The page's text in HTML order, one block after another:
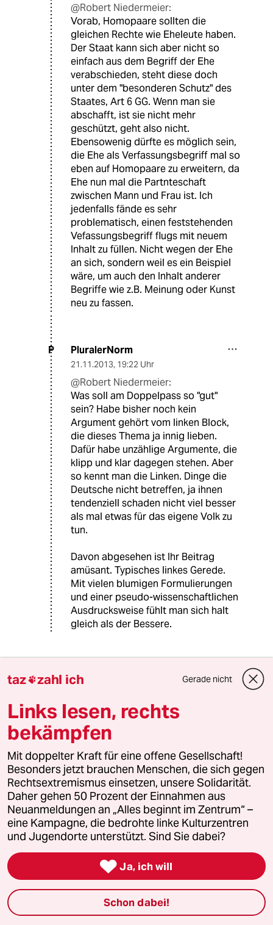
@Robert Niedermeier:
Vorab, Homopaare sollten die
gleichen Rechte wie Eheleute haben.
Der Staat kann sich aber nicht so
einfach aus dem Begriff der Ehe
verabschieden, steht diese doch
unter dem "besonderen Schutz" des
Staates, Art 6 GG. Wenn man sie
abschafft, ist sie nicht mehr
geschützt, geht also nicht.
Ebensowenig dürfte es möglich sein,
die Ehe als Verfassungsbegriff mal so
eben auf Homopaare zu erweitern, da
Ehe nun mal die Partnteschaft
zwischen Mann und Frau ist. Ich
jedenfalls fände es sehr
problematisch, einen feststehenden
Vefassungsbegriff flugs mit neuem
Inhalt zu füllen. Nicht wegen der Ehe
an sich, sondern weil es ein Beispiel
wäre, um auch den Inhalt anderer
Begriffe wie z.B. Meinung oder Kunst
neu zu fassen.
P PluralerNorm
21.11.2013, 19:22 Uhr
@Robert Niedermeier:
Was soll am Doppelpass so "gut"
sein? Habe bisher noch kein
Argument gehört vom linken Block,
die dieses Thema ja innig lieben.
Dafür habe unzählige Argumente, die
klipp und klar dagegen stehen. Aber
so kennt man die Linken. Dinge die
Deutsche nicht betreffen, ja ihnen
tendenziell schaden nicht viel besser
als mal etwas für das eigene Volk zu
tun.
Davon abgesehen ist Ihr Beitrag
amüsant. Typisches linkes Gerede.
Mit vielen blumigen Formulierungen
und einer pseudo-wissenschaftlichen
Ausdrucksweise fühlt man sich halt
gleich als der Bessere.
21.11.2013
Absolut in Ordnung, wenn diese Verbindung
anders als ein christliches Sakrament benannt
wird.
Wenn ich Diät mache, dann nenne ich es ja
auch nicht Ramadan.
TK Tadeusz Kantor
21.11.2013,17:55 Uhr
@Respekt:
Vollkommen richtig! Wir nennen das
ganze einfach Lebenspartnerschaft
und schmeissen endlich den
gesamten christlichen Schwachsinn
aus unserer Gesetzgebung.
taz zahl ich Gerade nicht
Links lesen, rechts
bekämpfen
Mit doppelter Kraft für eine offene Gesellschaft!
Besonders jetzt brauchen Menschen, die sich gegen
Rechtsextremismus einsetzen, unsere Solidarität.
Daher gehen 50 Prozent der Einnahmen aus
Neuanmeldungen an „Alles beginnt im Zentrum“ –
eine Kampagne, die bedrohte linke Kulturzentren
und Jugendorte unterstützt. Sind Sie dabei?
 Ja, ich will
Schon dabei!